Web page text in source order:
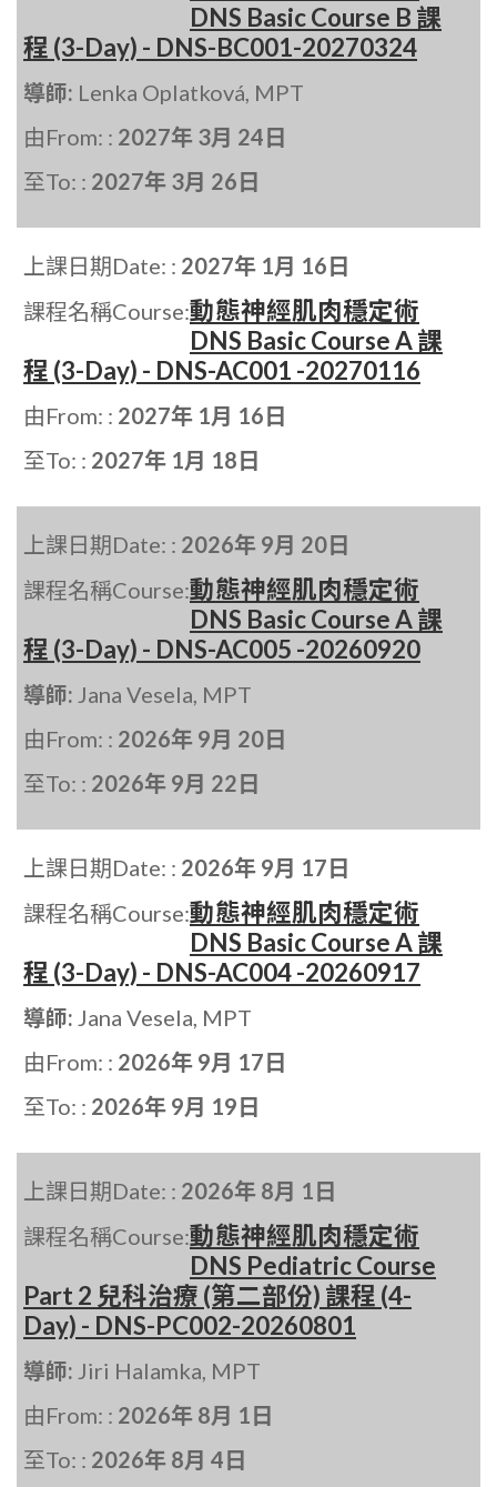
DNS Basic Course B 課
程 (3-Day) - DNS-BC001-20270324
導師: Lenka Oplatková, MPT
由From: : 2027年 3月 24日
至To: : 2027年 3月 26日
上課日期Date: : 2027年 1月 16日
課程名稱Course:動態神經肌肉穩定術
DNS Basic Course A 課
程 (3-Day) - DNS-AC001 -20270116
由From: : 2027年 1月 16日
至To: : 2027年 1月 18日
上課日期Date: : 2026年 9月 20日
課程名稱Course:動態神經肌肉穩定術
DNS Basic Course A 課
程 (3-Day) - DNS-AC005 -20260920
導師: Jana Vesela, MPT
由From: : 2026年 9月 20日
至To: : 2026年 9月 22日
上課日期Date: : 2026年 9月 17日
課程名稱Course:動態神經肌肉穩定術
DNS Basic Course A 課
程 (3-Day) - DNS-AC004 -20260917
導師: Jana Vesela, MPT
由From: : 2026年 9月 17日
至To: : 2026年 9月 19日
上課日期Date: : 2026年 8月 1日
課程名稱Course:動態神經肌肉穩定術
DNS Pediatric Course
Part 2 兒科治療 (第二部份) 課程 (4-
Day) - DNS-PC002-20260801
導師: Jiri Halamka, MPT
由From: : 2026年 8月 1日
至To: : 2026年 8月 4日